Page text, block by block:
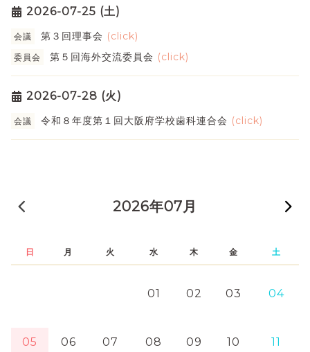
2026-07-25 (土)
会議 第３回理事会 (click)
委員会 第５回海外交流委員会 (click)
2026-07-28 (火)
会議 令和８年度第１回大阪府学校歯科連合会 (click)
2026年07月
日 月 火 水 木 金 土
01 02 03 04
05 06 07 08 09 10 11